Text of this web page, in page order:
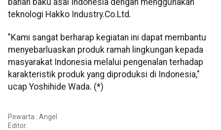
teknologi Hakko Industry.Co.Ltd.
"Kami sangat berharap kegiatan ini dapat membantu
menyebarluaskan produk ramah lingkungan kepada
masyarakat Indonesia melalui pengenalan terhadap
karakteristik produk yang diproduksi di Indonesia,"
ucap Yoshihide Wada. (*)
Pewarta : Angel
Editor: